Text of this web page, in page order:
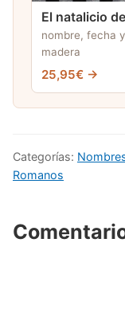
El natalicio
nombre, fecha
madera
25,95€ →
Categorías:
Romanos